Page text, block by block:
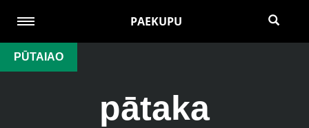
PAEKUPU
PŪTAIAO
pātaka